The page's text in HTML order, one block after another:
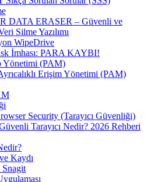
DATA ERASER – Güvenli ve
Silme Yazılımı
WipeDrive
İmhası: PARA KAYBI!
Yönetimi (PAM)
Erişim Yönetimi (PAM)
Security (Tarayıcı Güvenliği)
Tarayıcı Nedir? 2026 Rehberi
Kaydı
Snagit